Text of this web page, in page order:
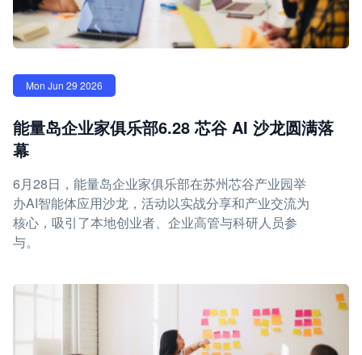
Mon Jun 29 2026
能量岛企业家俱乐部6.28 芯谷 AI 沙龙圆满落
幕
6月28日，能量岛企业家俱乐部在苏州芯谷产业园举
办AI智能体应用沙龙，活动以实战分享和产业交流为
核心，吸引了本地创业者、企业高管与科研人员参
与。